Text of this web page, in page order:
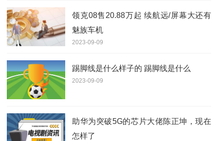
领克08售20.88万起 续航远/屏幕大还有
魅族车机
2023-09-09
踢脚线是什么样子的 踢脚线是什么
2023-09-09
助华为突破5G的芯片大佬陈正坤，现在
怎样了